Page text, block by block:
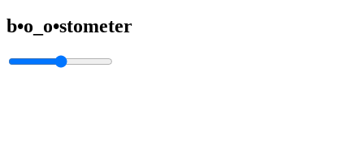
b•o_o•stometer